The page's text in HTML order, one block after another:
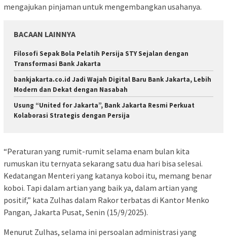
mengajukan pinjaman untuk mengembangkan usahanya.
BACAAN LAINNYA
Filosofi Sepak Bola Pelatih Persija STY Sejalan dengan
Transformasi Bank Jakarta
bankjakarta.co.id Jadi Wajah Digital Baru Bank Jakarta, Lebih
Modern dan Dekat dengan Nasabah
Usung “United for Jakarta”, Bank Jakarta Resmi Perkuat
Kolaborasi Strategis dengan Persija
“Peraturan yang rumit-rumit selama enam bulan kita
rumuskan itu ternyata sekarang satu dua hari bisa selesai.
Kedatangan Menteri yang katanya koboi itu, memang benar
koboi. Tapi dalam artian yang baik ya, dalam artian yang
positif,” kata Zulhas dalam Rakor terbatas di Kantor Menko
Pangan, Jakarta Pusat, Senin (15/9/2025).
Menurut Zulhas, selama ini persoalan administrasi yang